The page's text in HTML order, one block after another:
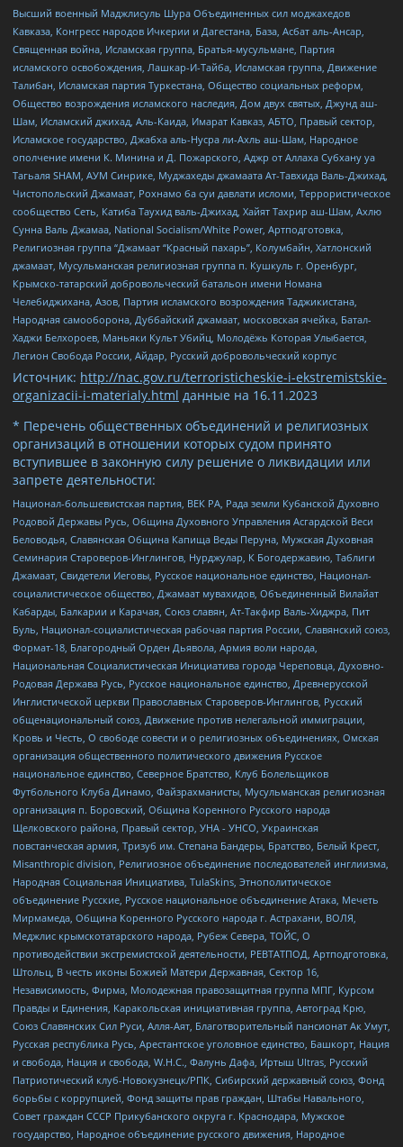
Высший военный Маджлисуль Шура Объединенных сил моджахедов
Кавказа, Конгресс народов Ичкерии и Дагестана, База, Асбат аль-Ансар,
Священная война, Исламская группа, Братья-мусульмане, Партия
исламского освобождения, Лашкар-И-Тайба, Исламская группа, Движение
Талибан, Исламская партия Туркестана, Общество социальных реформ,
Общество возрождения исламского наследия, Дом двух святых, Джунд аш-
Шам, Исламский джихад, Аль-Каида, Имарат Кавказ, АБТО, Правый сектор,
Исламское государство, Джабха аль-Нусра ли-Ахль аш-Шам, Народное
ополчение имени К. Минина и Д. Пожарского, Аджр от Аллаха Субхану уа
Тагьаля SHAM, АУМ Синрике, Муджахеды джамаата Ат-Тавхида Валь-Джихад,
Чистопольский Джамаат, Рохнамо ба суи давлати исломи, Террористическое
сообщество Сеть, Катиба Таухид валь-Джихад, Хайят Тахрир аш-Шам, Ахлю
Сунна Валь Джамаа, National Socialism/White Power, Артподготовка,
Религиозная группа “Джамаат “Красный пахарь”, Колумбайн, Хатлонский
джамаат, Мусульманская религиозная группа п. Кушкуль г. Оренбург,
Крымско-татарский добровольческий батальон имени Номана
Челебиджихана, Азов, Партия исламского возрождения Таджикистана,
Народная самооборона, Дуббайский джамаат, московская ячейка, Батал-
Хаджи Белхороев, Маньяки Культ Убийц, Молодёжь Которая Улыбается,
Легион Свобода России, Айдар, Русский добровольческий корпус
Источник: http://nac.gov.ru/terroristicheskie-i-ekstremistskie-
organizacii-i-materialy.html данные на 16.11.2023
* Перечень общественных объединений и религиозных
организаций в отношении которых судом принято
вступившее в законную силу решение о ликвидации или
запрете деятельности:
Национал-большевистская партия, ВЕК РА, Рада земли Кубанской Духовно
Родовой Державы Русь, Община Духовного Управления Асгардской Веси
Беловодья, Славянская Община Капища Веды Перуна, Мужская Духовная
Семинария Староверов-Инглингов, Нурджулар, К Богодержавию, Таблиги
Джамаат, Свидетели Иеговы, Русское национальное единство, Национал-
социалистическое общество, Джамаат мувахидов, Объединенный Вилайат
Кабарды, Балкарии и Карачая, Союз славян, Ат-Такфир Валь-Хиджра, Пит
Буль, Национал-социалистическая рабочая партия России, Славянский союз,
Формат-18, Благородный Орден Дьявола, Армия воли народа,
Национальная Социалистическая Инициатива города Череповца, Духовно-
Родовая Держава Русь, Русское национальное единство, Древнерусской
Инглистической церкви Православных Староверов-Инглингов, Русский
общенациональный союз, Движение против нелегальной иммиграции,
Кровь и Честь, О свободе совести и о религиозных объединениях, Омская
организация общественного политического движения Русское
национальное единство, Северное Братство, Клуб Болельщиков
Футбольного Клуба Динамо, Файзрахманисты, Мусульманская религиозная
организация п. Боровский, Община Коренного Русского народа
Щелковского района, Правый сектор, УНА - УНСО, Украинская
повстанческая армия, Тризуб им. Степана Бандеры, Братство, Белый Крест,
Misanthropic division, Религиозное объединение последователей инглиизма,
Народная Социальная Инициатива, TulaSkins, Этнополитическое
объединение Русские, Русское национальное объединение Атака, Мечеть
Мирмамеда, Община Коренного Русского народа г. Астрахани, ВОЛЯ,
Меджлис крымскотатарского народа, Рубеж Севера, ТОЙС, О
противодействии экстремистской деятельности, РЕВТАТПОД, Артподготовка,
Штольц, В честь иконы Божией Матери Державная, Сектор 16,
Независимость, Фирма, Молодежная правозащитная группа МПГ, Курсом
Правды и Единения, Каракольская инициативная группа, Автоград Крю,
Союз Славянских Сил Руси, Алля-Аят, Благотворительный пансионат Ак Умут,
Русская республика Русь, Арестантское уголовное единство, Башкорт, Нация
и свобода, Нация и свобода, W.H.С., Фалунь Дафа, Иртыш Ultras, Русский
Патриотический клуб-Новокузнецк/РПК, Сибирский державный союз, Фонд
борьбы с коррупцией, Фонд защиты прав граждан, Штабы Навального,
Совет граждан СССР Прикубанского округа г. Краснодара, Мужское
государство, Народное объединение русского движения, Народное